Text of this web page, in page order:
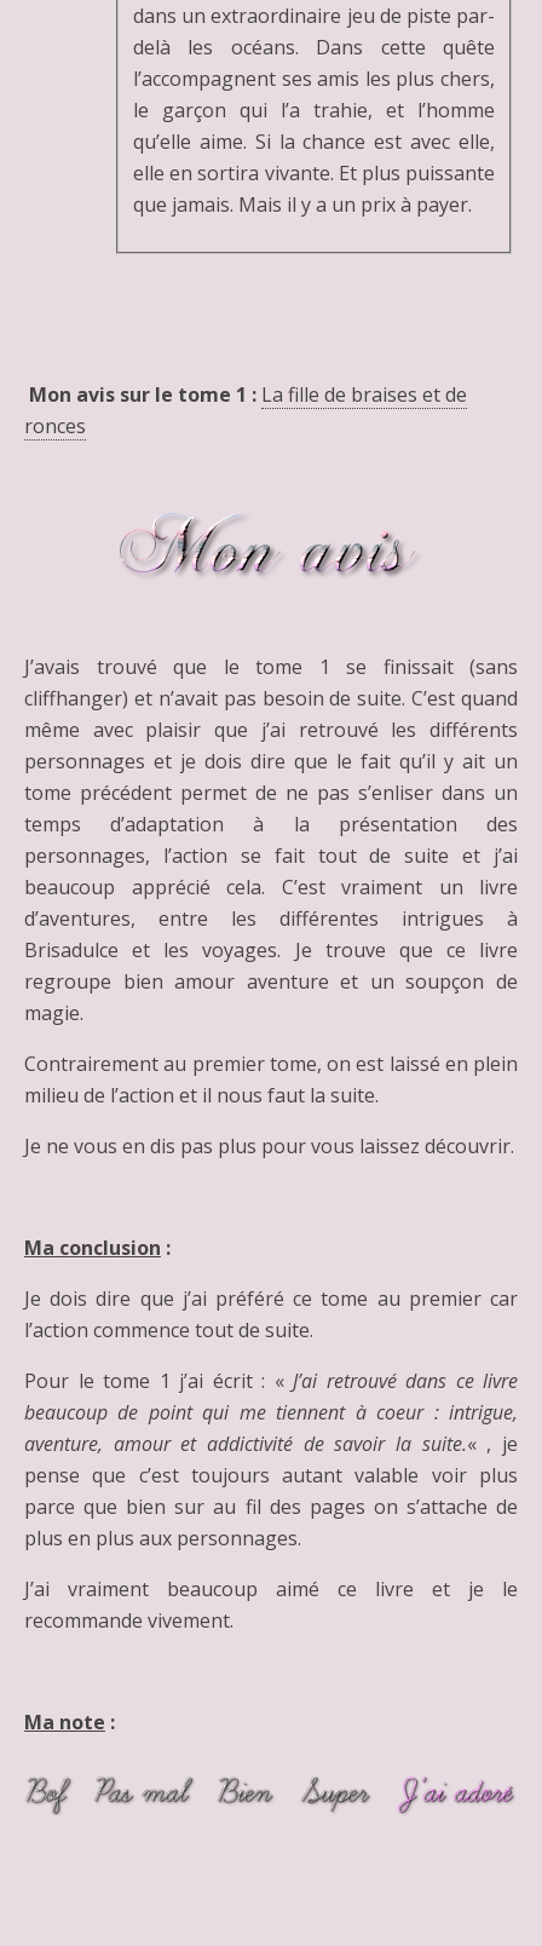
dans un extraordinaire jeu de piste par-
delà les océans. Dans cette quête
l’accompagnent ses amis les plus chers,
le garçon qui l’a trahie, et l’homme
qu’elle aime. Si la chance est avec elle,
elle en sortira vivante. Et plus puissante
que jamais. Mais il y a un prix à payer.
Mon avis sur le tome 1 : La fille de braises et de
ronces
J’avais trouvé que le tome 1 se finissait (sans
cliffhanger) et n’avait pas besoin de suite. C’est quand
même avec plaisir que j’ai retrouvé les différents
personnages et je dois dire que le fait qu’il y ait un
tome précédent permet de ne pas s’enliser dans un
temps d’adaptation à la présentation des
personnages, l’action se fait tout de suite et j’ai
beaucoup apprécié cela. C’est vraiment un livre
d’aventures, entre les différentes intrigues à
Brisadulce et les voyages. Je trouve que ce livre
regroupe bien amour aventure et un soupçon de
magie.
Contrairement au premier tome, on est laissé en plein
milieu de l’action et il nous faut la suite.
Je ne vous en dis pas plus pour vous laissez découvrir.
Ma conclusion :
Je dois dire que j’ai préféré ce tome au premier car
l’action commence tout de suite.
Pour le tome 1 j’ai écrit : « J’ai retrouvé dans ce livre
beaucoup de point qui me tiennent à coeur : intrigue,
aventure, amour et addictivité de savoir la suite.« , je
pense que c’est toujours autant valable voir plus
parce que bien sur au fil des pages on s’attache de
plus en plus aux personnages.
J’ai vraiment beaucoup aimé ce livre et je le
recommande vivement.
Ma note :